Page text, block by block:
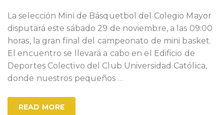
La selección Mini de Básquetbol del Colegio Mayor
disputará este sábado 29 de noviembre, a las 09:00
horas, la gran final del campeonato de mini basket.
El encuentro se llevará a cabo en el Edificio de
Deportes Colectivo del Club Universidad Católica,
donde nuestros pequeños …
READ MORE